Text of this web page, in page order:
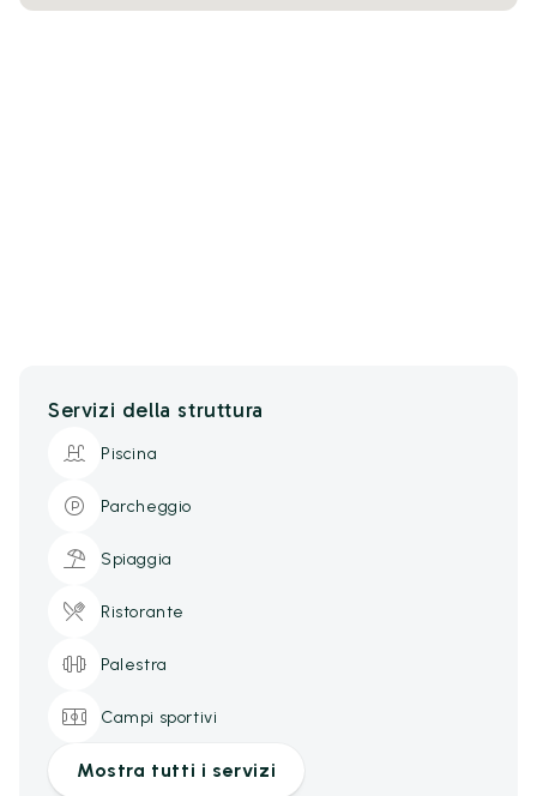
Servizi della struttura
Piscina
Parcheggio
Spiaggia
Ristorante
Palestra
Campi sportivi
Mostra tutti i servizi